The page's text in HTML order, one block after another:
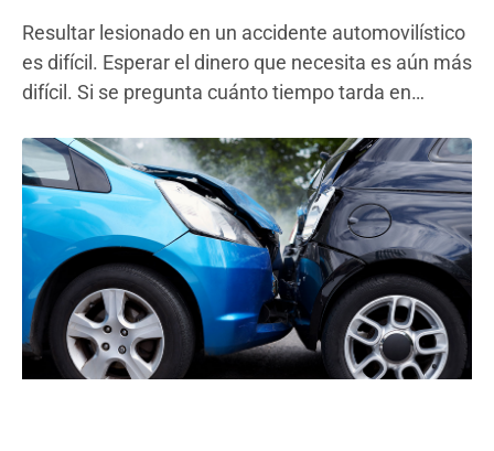
Resultar lesionado en un accidente automovilístico
es difícil. Esperar el dinero que necesita es aún más
difícil. Si se pregunta cuánto tiempo tarda en
solo. Esta guía lo lleva paso a paso a través de todo
el cronograma de la reclamación por accidente